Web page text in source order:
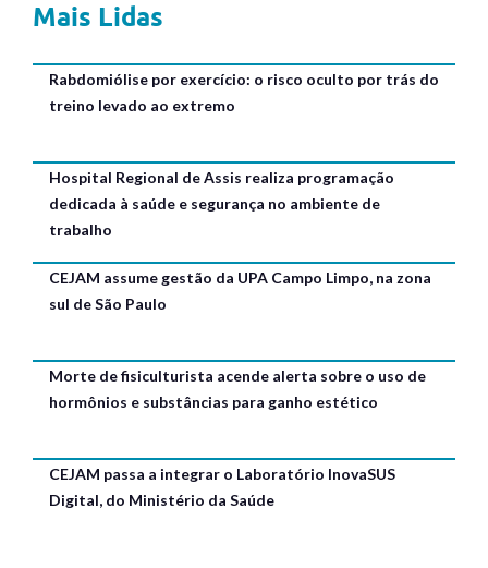
Mais Lidas
Rabdomiólise por exercício: o risco oculto por trás do
treino levado ao extremo
Hospital Regional de Assis realiza programação
dedicada à saúde e segurança no ambiente de
trabalho
CEJAM assume gestão da UPA Campo Limpo, na zona
sul de São Paulo
Morte de fisiculturista acende alerta sobre o uso de
hormônios e substâncias para ganho estético
CEJAM passa a integrar o Laboratório InovaSUS
Digital, do Ministério da Saúde